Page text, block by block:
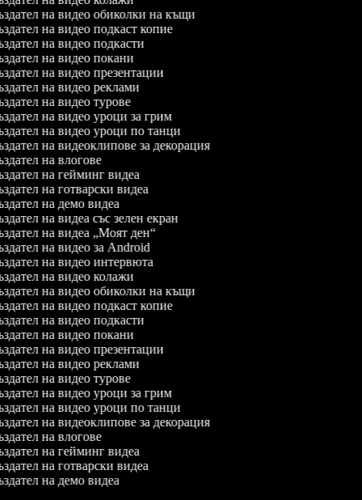
на видео обиколки на къщи
на видео подкаст копие
на видео подкасти
на видео покани
на видео презентации
на видео реклами
на видео турове
на видео уроци за грим
на видео уроци по танци
на видеоклипове за декорация
на влогове
на гейминг видеа
на готварски видеа
на демо видеа
на видеа със зелен екран
на видеа „Моят ден“
на видео за Android
на видео интервюта
на видео колажи
на видео обиколки на къщи
на видео подкаст копие
на видео подкасти
на видео покани
на видео презентации
на видео реклами
на видео турове
на видео уроци за грим
на видео уроци по танци
на видеоклипове за декорация
на влогове
на гейминг видеа
на готварски видеа
на демо видеа